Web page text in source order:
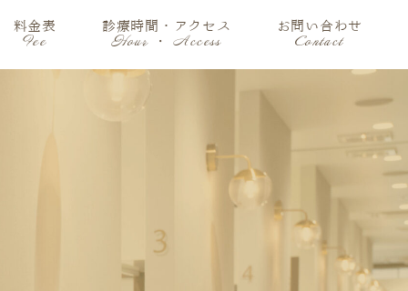
料金表
Fee
診療時間・アクセス
Hour ・ Access
お問い合わせ
Contact